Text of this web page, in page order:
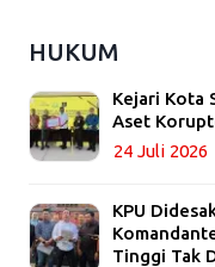
HUKUM
Kejari Kota
Aset
24 Juli 2026
KPU
Tinggi Tak